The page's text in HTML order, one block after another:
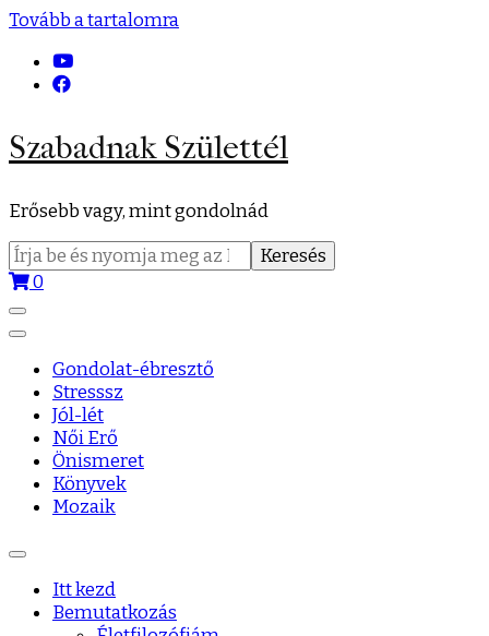
Tovább a tartalomra
Szabadnak Születtél
Erősebb vagy, mint gondolnád
Keresés:
0
Gondolat-ébresztő
Stresssz
Jól-lét
Női Erő
Önismeret
Könyvek
Mozaik
Itt kezd
Bemutatkozás